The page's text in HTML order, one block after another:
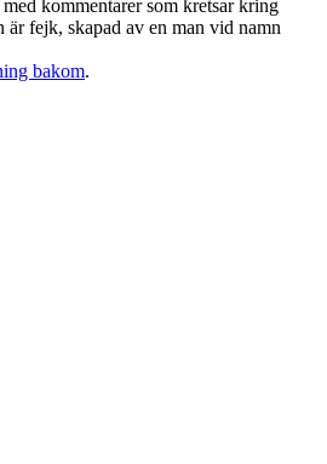
kommentarer som kretsar kring
är fejk, skapad av en man vid namn
bakom.